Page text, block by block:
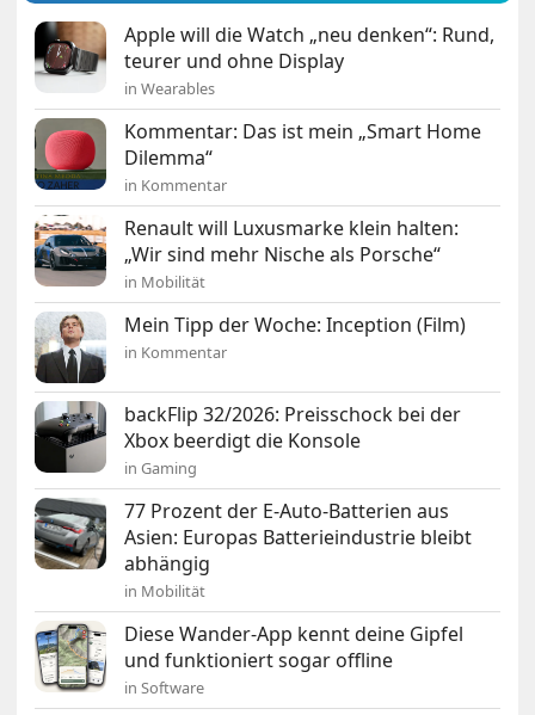
Apple will die Watch „neu denken“: Rund,
teurer und ohne Display
in Wearables
Kommentar: Das ist mein „Smart Home
Dilemma“
in Kommentar
Renault will Luxusmarke klein halten:
„Wir sind mehr Nische als Porsche“
in Mobilität
Mein Tipp der Woche: Inception (Film)
in Kommentar
backFlip 32/2026: Preisschock bei der
Xbox beerdigt die Konsole
in Gaming
77 Prozent der E-Auto-Batterien aus
Asien: Europas Batterieindustrie bleibt
abhängig
in Mobilität
Diese Wander-App kennt deine Gipfel
und funktioniert sogar offline
in Software